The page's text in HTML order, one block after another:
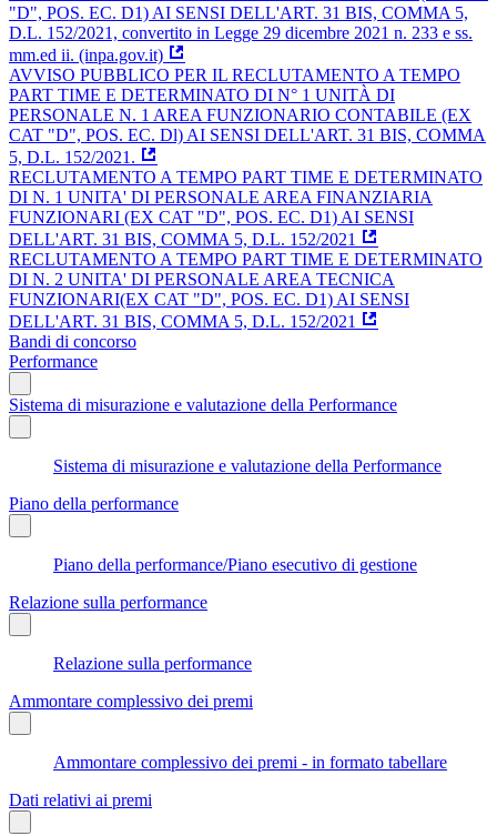
"D", POS. EC. D1) AI SENSI DELL'ART. 31 BIS, COMMA 5,
D.L. 152/2021, convertito in Legge 29 dicembre 2021 n. 233 e ss.
mm.ed ii. (inpa.gov.it)
AVVISO PUBBLICO PER IL RECLUTAMENTO A TEMPO
PART TIME E DETERMINATO DI N° 1 UNITÀ DI
PERSONALE N. 1 AREA FUNZIONARIO CONTABILE (EX
CAT "D", POS. EC. Dl) AI SENSI DELL'ART. 31 BIS, COMMA
5, D.L. 152/2021.
RECLUTAMENTO A TEMPO PART TIME E DETERMINATO
DI N. 1 UNITA' DI PERSONALE AREA FINANZIARIA
FUNZIONARI (EX CAT "D", POS. EC. D1) AI SENSI
DELL'ART. 31 BIS, COMMA 5, D.L. 152/2021
RECLUTAMENTO A TEMPO PART TIME E DETERMINATO
DI N. 2 UNITA' DI PERSONALE AREA TECNICA
FUNZIONARI(EX CAT "D", POS. EC. D1) AI SENSI
DELL'ART. 31 BIS, COMMA 5, D.L. 152/2021
Bandi di concorso
Performance
Sistema di misurazione e valutazione della Performance
Sistema di misurazione e valutazione della Performance
Piano della performance
Piano della performance/Piano esecutivo di gestione
Relazione sulla performance
Relazione sulla performance
Ammontare complessivo dei premi
Ammontare complessivo dei premi - in formato tabellare
Dati relativi ai premi